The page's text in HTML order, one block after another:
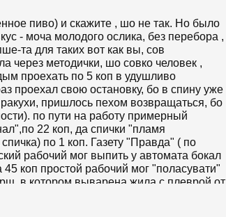
пиво) и скажите , шо не так. Но было
- моча молодого ослика, без перебора ,
та для таких вот как вы, сов
через методички, шо совко человек ,
проехать по 5 коп в удушливо
проехал свою остановку, бо в спину уже
пришлось пехом возвращаться, бо
по пути на работу примерный
22 коп, да спички "пламя
по 1 коп. Газету "Правда" ( по
рабочий мог выпить у автомата бокал
коп простой рабочий мог "поласувати"
в котором выварена жила с плеврой от
жиром, который мог вызвать не то
А в том меркаптановом жиру , еще и